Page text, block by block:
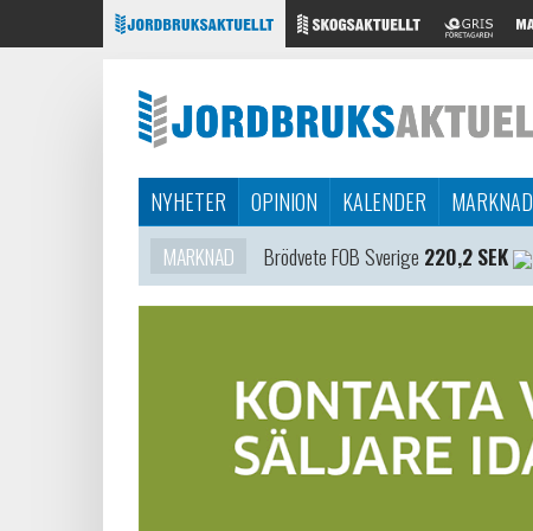
NYHETER OPINION KALENDER MARKNAD
MARKNAD
Brödvete FOB Sverige 220,2 SEK